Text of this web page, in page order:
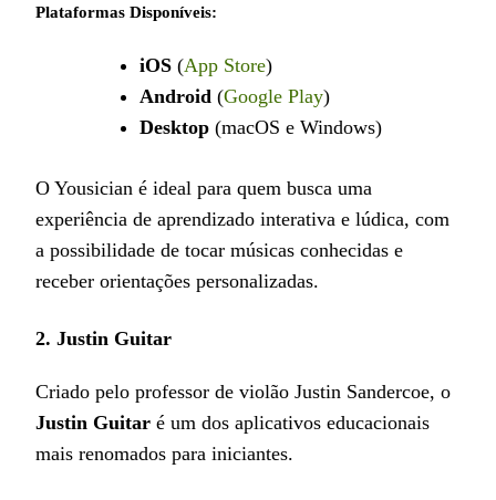
Plataformas Disponíveis:
iOS (App Store)
Android (Google Play)
Desktop (macOS e Windows)
O Yousician é ideal para quem busca uma
experiência de aprendizado interativa e lúdica, com
a possibilidade de tocar músicas conhecidas e
receber orientações personalizadas.
2. Justin Guitar
Criado pelo professor de violão Justin Sandercoe, o
Justin Guitar é um dos aplicativos educacionais
mais renomados para iniciantes.